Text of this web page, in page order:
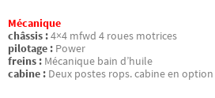
Mécanique
châssis :4×4 mfwd 4 roues motrices
pilotage : Power
freins : Mécanique bain d’huile
cabine : Deux postes rops. cabine en